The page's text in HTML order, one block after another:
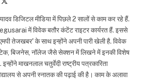
डिजिटल मीडिया में पिछले 2 सालों से काम कर रहे हैं.
में विवेक बतौर कंटेंट राइटर कार्यरत हैं. इससे
तेजखबर' के साथ इन्होंने अपनी पारी खेली है. विवेक
बिजनेस, नॉलेज जैसे सेक्शन में लिखने में इनकी विशेष
माखनलाल चतुर्वेदी राष्ट्रीय पत्रकारिता
से अपनी स्नातक की पढ़ाई की है। काम के अलावा